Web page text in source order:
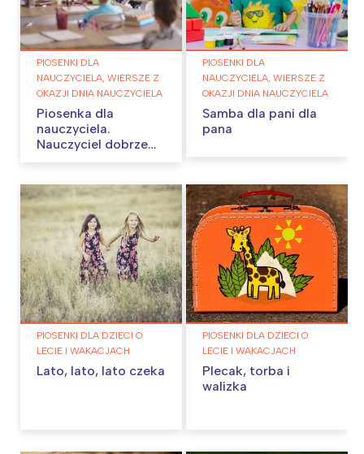
PIOSENKI DLA
NAUCZYCIELA, WIERSZE Z
OKAZJI DNIA NAUCZYCIELA
Piosenka dla
nauczyciela.
Nauczyciel dobrze
PIOSENKI DLA
NAUCZYCIELA, WIERSZE Z
OKAZJI DNIA NAUCZYCIELA
Samba dla pani dla
pana
PIOSENKI DLA DZIECI O
LECIE I WAKACJACH
Lato, lato, lato czeka
PIOSENKI DLA DZIECI O
LECIE I WAKACJACH
Plecak, torba i
walizka